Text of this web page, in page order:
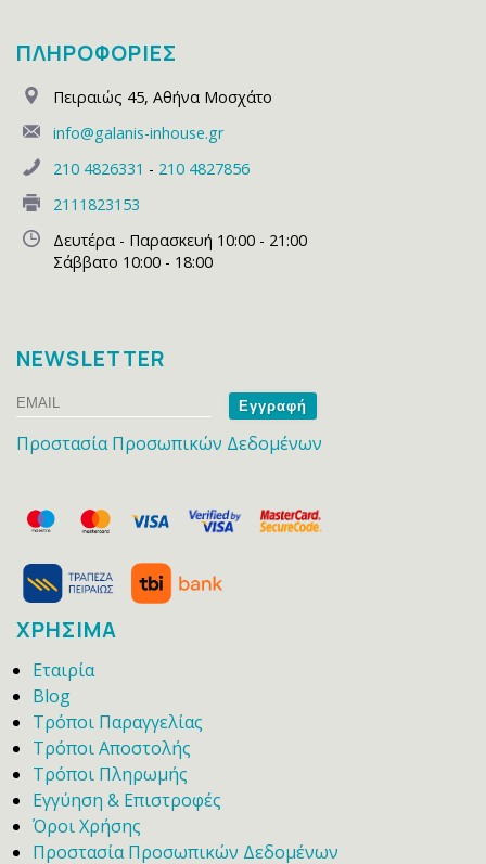
ΠΛΗΡΟΦΟΡΙΕΣ
Πειραιώς 45, Αθήνα Μοσχάτο
info@galanis-inhouse.gr
210 4826331 - 210 4827856
2111823153
Δευτέρα - Παρασκευή 10:00 - 21:00
Σάββατο 10:00 - 18:00
NEWSLETTER
Email
Name
Προστασία Προσωπικών Δεδομένων
ΧΡΗΣΙΜΑ
Εταιρία
Blog
Τρόποι Παραγγελίας
Τρόποι Αποστολής
Τρόποι Πληρωμής
Εγγύηση & Επιστροφές
Όροι Χρήσης
Προστασία Προσωπικών Δεδομένων